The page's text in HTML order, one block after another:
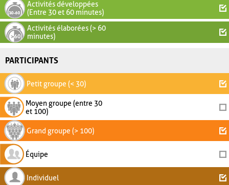
Activités développées
(Entre 30 et 60 minutes)
Activités élaborées (> 60
minutes)
PARTICIPANTS
Petit groupe (< 30)
Moyen groupe (entre 30
et 100)
Grand groupe (> 100)
Équipe
Individuel